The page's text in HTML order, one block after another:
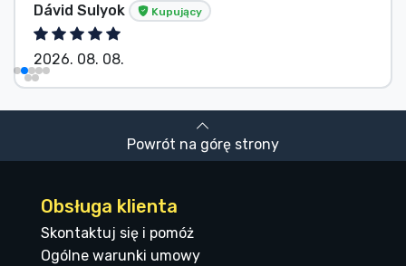
Dávid Sulyok Kupujący
2026. 08. 08.
Powrót na górę strony
Obsługa klienta
Skontaktuj się i pomóż
Ogólne warunki umowy